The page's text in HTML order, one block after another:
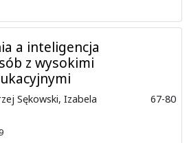
a inteligencja
z wysokimi
Sękowski, Izabela
67-80